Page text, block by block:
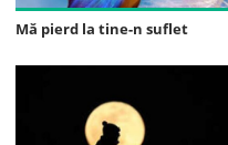
Mă pierd la tine-n suflet